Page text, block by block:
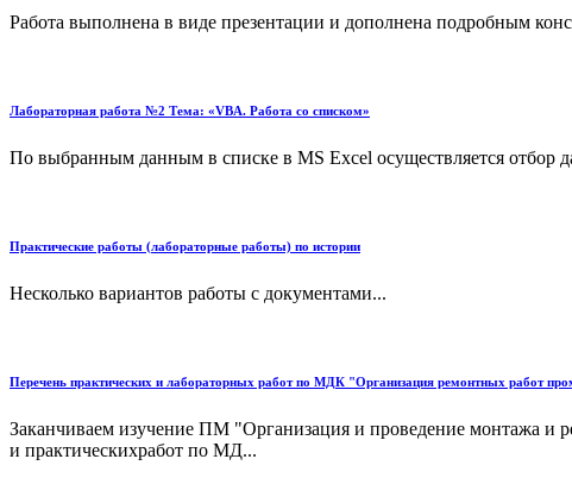
Работа выполнена в виде презентации и дополнена подробным
Лабораторная работа №2 Тема: «VBA. Работа со списком»
По выбранным данным в списке в MS Excel осуществляется отбор
Практические работы (лабораторные работы) по истории
Несколько вариантов работы с документами...
Перечень практических и лабораторных работ по МДК "Организация ремонтных работ
Заканчиваем изучение ПМ "Организация и проведение монтажа и
и практическихработ по МД...